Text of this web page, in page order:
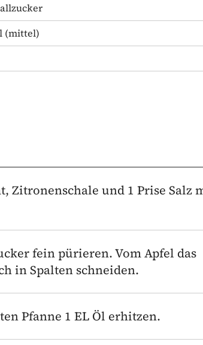
(mittel)
Zitronenschale und 1 Prise Salz
fein pürieren. Vom Apfel das
in Spalten schneiden.
Pfanne 1 EL Öl erhitzen.